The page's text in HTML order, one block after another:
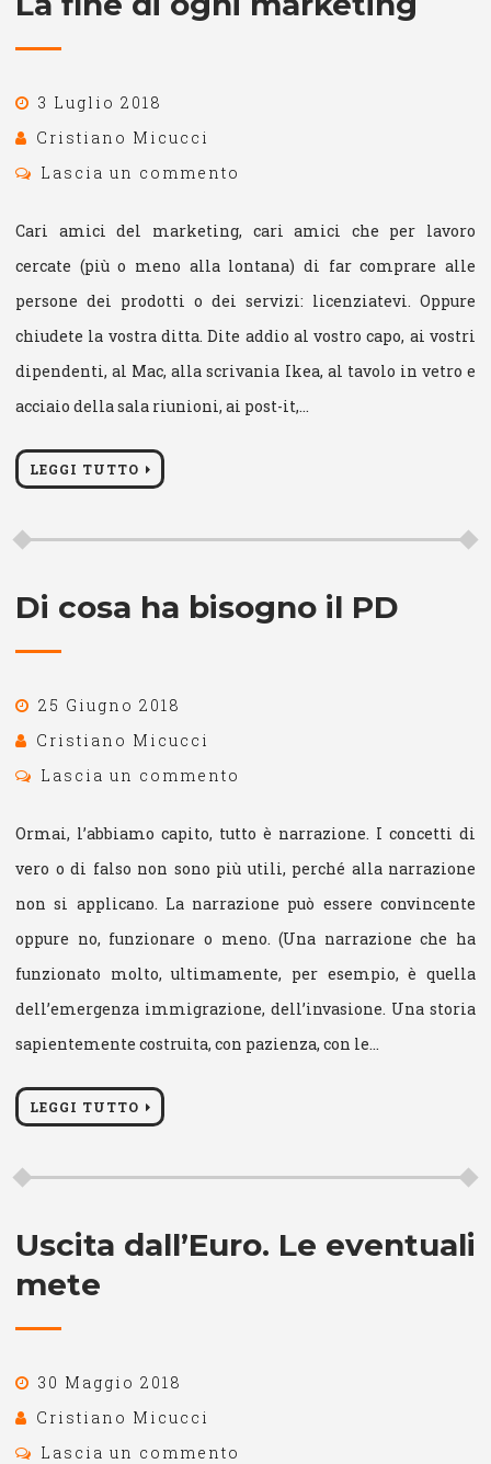
3 Luglio 2018
Cristiano Micucci
Lascia un commento
Cari amici del marketing, cari amici che per lavoro
cercate (più o meno alla lontana) di far comprare alle
persone dei prodotti o dei servizi: licenziatevi. Oppure
chiudete la vostra ditta. Dite addio al vostro capo, ai vostri
dipendenti, al Mac, alla scrivania Ikea, al tavolo in vetro e
acciaio della sala riunioni, ai post-it,…
LEGGI TUTTO
Di cosa ha bisogno il PD
25 Giugno 2018
Cristiano Micucci
Lascia un commento
Ormai, l’abbiamo capito, tutto è narrazione. I concetti di
vero o di falso non sono più utili, perché alla narrazione
non si applicano. La narrazione può essere convincente
oppure no, funzionare o meno. (Una narrazione che ha
funzionato molto, ultimamente, per esempio, è quella
dell’emergenza immigrazione, dell’invasione. Una storia
sapientemente costruita, con pazienza, con le…
LEGGI TUTTO
Uscita dall’Euro. Le eventuali
mete
30 Maggio 2018
Cristiano Micucci
Lascia un commento